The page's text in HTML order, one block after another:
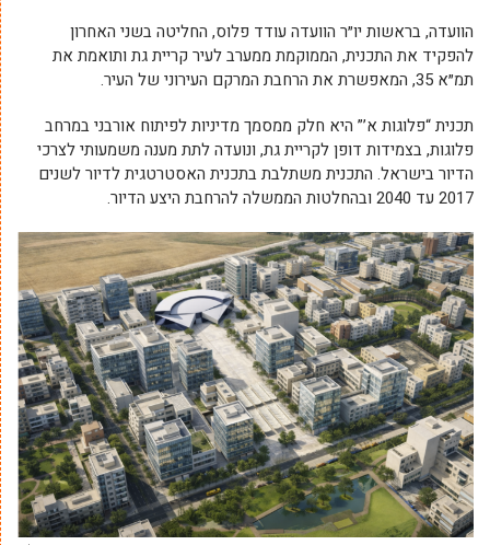
הוועדה, בראשות יו״ר הוועדה עודד פלוס, החליטה בשני האחרון
להפקיד את התכנית, הממוקמת ממערב לעיר קריית גת ותואמת את
תמ״א 35, המאפשרת את הרחבת המרקם העירוני של העיר.
תכנית “פלוגות א’” היא חלק ממסמך מדיניות לפיתוח אורבני במרחב
פלוגות, בצמידות דופן לקריית גת, ונועדה לתת מענה משמעותי לצרכי
הדיור בישראל. התכנית משתלבת בתכנית האסטרטגית לדיור לשנים
2017 עד 2040 ובהחלטות הממשלה להרחבת היצע הדיור.